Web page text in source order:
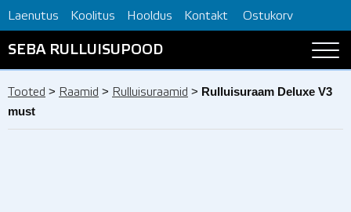
Laenutus Koolitus Hooldus Kontakt Ostukorv
SEBA RULLUISUPOOD
Tooted > Raamid > Rulluisuraamid > Rulluisuraam Deluxe V3
must